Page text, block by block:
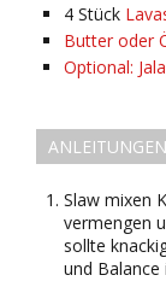
4 Stück
Butter oder
Optional:
ANLEITUNGEN
Slaw mixen
vermengen
sollte
und Balance